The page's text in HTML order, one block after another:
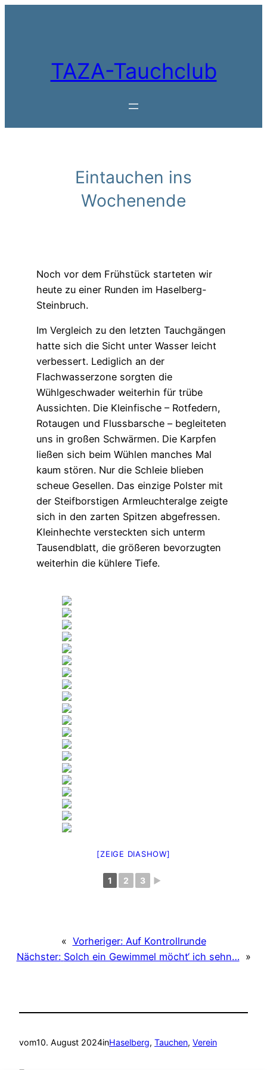
TAZA-Tauchclub
Eintauchen ins
Wochenende
Noch vor dem Frühstück starteten wir
heute zu einer Runden im Haselberg-
Steinbruch.
Im Vergleich zu den letzten Tauchgängen
hatte sich die Sicht unter Wasser leicht
verbessert. Lediglich an der
Flachwasserzone sorgten die
Wühlgeschwader weiterhin für trübe
Aussichten. Die Kleinfische – Rotfedern,
Rotaugen und Flussbarsche – begleiteten
uns in großen Schwärmen. Die Karpfen
ließen sich beim Wühlen manches Mal
kaum stören. Nur die Schleie blieben
scheue Gesellen. Das einzige Polster mit
der Steifborstigen Armleuchteralge zeigte
sich in den zarten Spitzen abgefressen.
Kleinhechte versteckten sich unterm
Tausendblatt, die größeren bevorzugten
weiterhin die kühlere Tiefe.
[ZEIGE DIASHOW]
1 2 3 ►
« Vorheriger: Auf Kontrollrunde
Nächster: Solch ein Gewimmel möcht‘ ich sehn… »
vom10. August 2024inHaselberg, Tauchen, Verein